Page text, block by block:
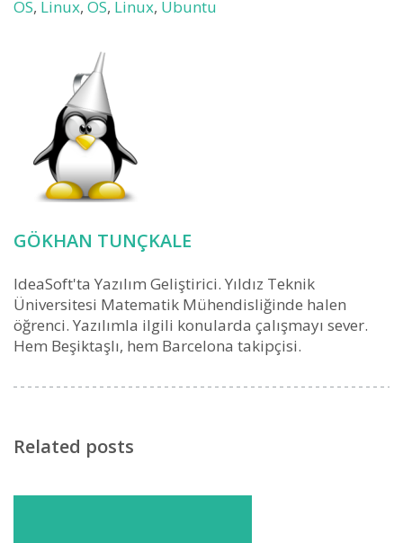
OS, Linux, OS, Linux, Ubuntu
GÖKHAN TUNÇKALE
IdeaSoft'ta Yazılım Geliştirici. Yıldız Teknik
Üniversitesi Matematik Mühendisliğinde halen
öğrenci. Yazılımla ilgili konularda çalışmayı sever.
Hem Beşiktaşlı, hem Barcelona takipçisi.
Related posts